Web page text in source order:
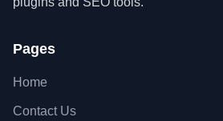
Pages
Home
Contact Us